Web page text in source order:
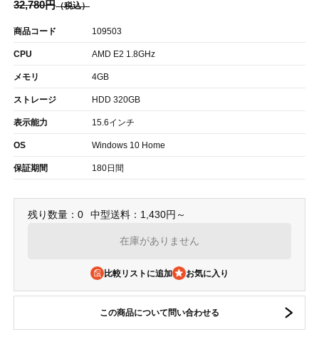
32,780円
商品コード 109503
CPU AMD E2 1.8GHz
メモリ 4GB
ストレージ HDD 320GB
表示能力 15.6インチ
OS Windows 10 Home
保証期間 180日間
残り数量：0 中型送料：1,430円～
在庫がありません
比較リストに追加
この商品について問い合わせる